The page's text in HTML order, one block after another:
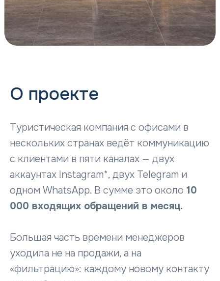
О проекте
Туристическая компания с офисами в
нескольких странах ведёт коммуникацию
с клиентами в пяти каналах — двух
аккаунтах Instagram*, двух Telegram и
одном WhatsApp. В сумме это около 10
000 входящих обращений в месяц.
Большая часть времени менеджеров
уходила не на продажи, а на
«фильтрацию»: каждому новому контакту